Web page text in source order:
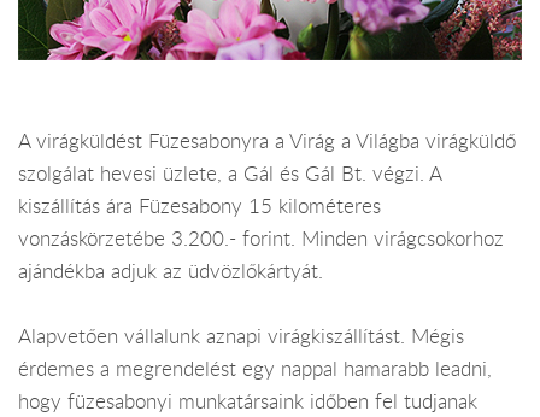
A virágküldést Füzesabonyra a Virág a Világba virágküldő
szolgálat hevesi üzlete, a Gál és Gál Bt. végzi. A
kiszállítás ára Füzesabony 15 kilométeres
vonzáskörzetébe 3.200.- forint. Minden virágcsokorhoz
ajándékba adjuk az üdvözlőkártyát.
Alapvetően vállalunk aznapi virágkiszállítást. Mégis
érdemes a megrendelést egy nappal hamarabb leadni,
hogy füzesabonyi munkatársaink időben fel tudjanak